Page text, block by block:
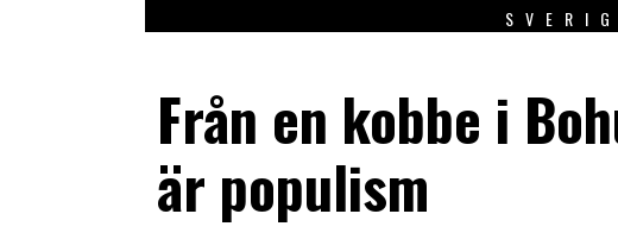
Från en kobbe i
är populism